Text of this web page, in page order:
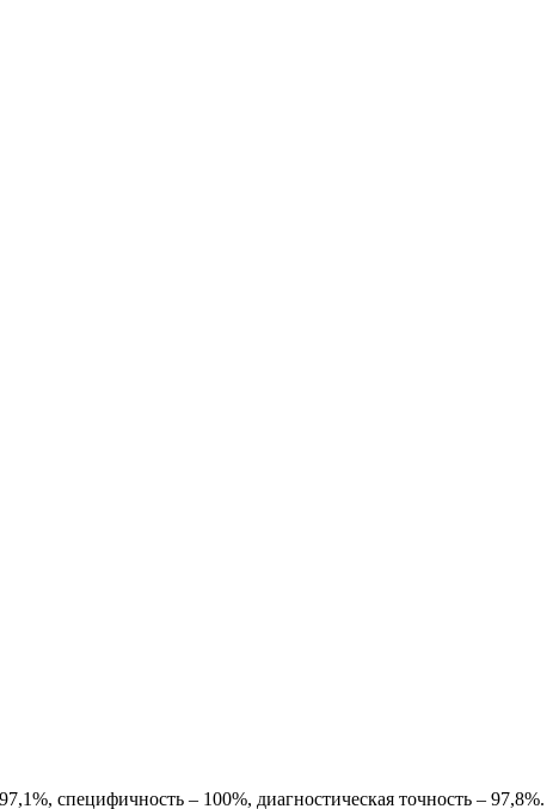
специфичность – 100%, диагностическая точность – 97,8%.